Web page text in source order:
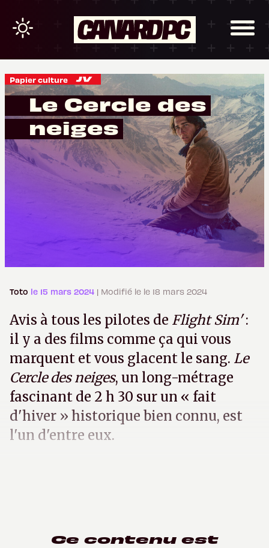
Papier culture
Le Cercle des
neiges
Toto le 15 mars 2024 | Modifié le le 18 mars 2024
Avis à tous les pilotes de Flight Sim':
il y a des films comme ça qui vous
marquent et vous glacent le sang. Le
Cercle des neiges, un long-métrage
fascinant de 2 h 30 sur un « fait
d'hiver » historique bien connu, est
l'un d'entre eux.
Ce contenu est